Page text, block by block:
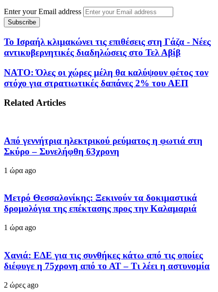
Enter your Email address
Το Ισραήλ κλιμακώνει τις επιθέσεις στη Γάζα - Νέες
αντικυβερνητικές διαδηλώσεις στο Τελ Αβίβ
NATO: Όλες οι χώρες μέλη θα καλύψουν φέτος τον
στόχο για στρατιωτικές δαπάνες 2% του ΑΕΠ
Related Articles
Από γεννήτρια ηλεκτρικού ρεύματος η φωτιά στη
Σκύρο – Συνελήφθη 63χρονη
1 ώρα ago
Μετρό Θεσσαλονίκης: Ξεκινούν τα δοκιμαστικά
δρομολόγια της επέκτασης προς την Καλαμαριά
1 ώρα ago
Χανιά: ΕΔΕ για τις συνθήκες κάτω από τις οποίες
διέφυγε η 75χρονη από το ΑΤ – Τι λέει η αστυνομία
2 ώρες ago